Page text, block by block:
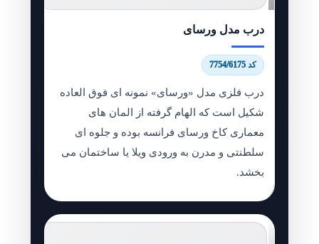
درب مدل ورسای
کد 7754/6175
درب فلزی مدل «ورسای» نمونه ای فوق العاده
شکیل است که الهام گرفته از المان های
معماری کاخ ورسای فرانسه بوده و جلوه ای
سلطنتی و مدرن به ورودی ویلا یا ساختمان می
بخشد.